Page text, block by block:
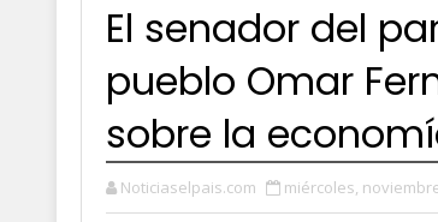
El senador del
pueblo Omar
sobre la
Noticiaselpais.com miércoles,